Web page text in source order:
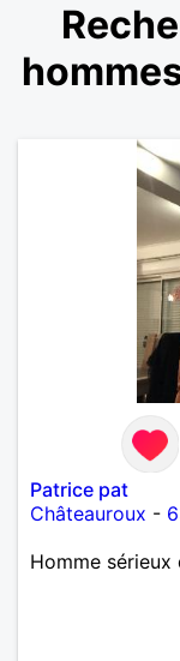
Patrice pat
Châteauroux -
Homme sérieux